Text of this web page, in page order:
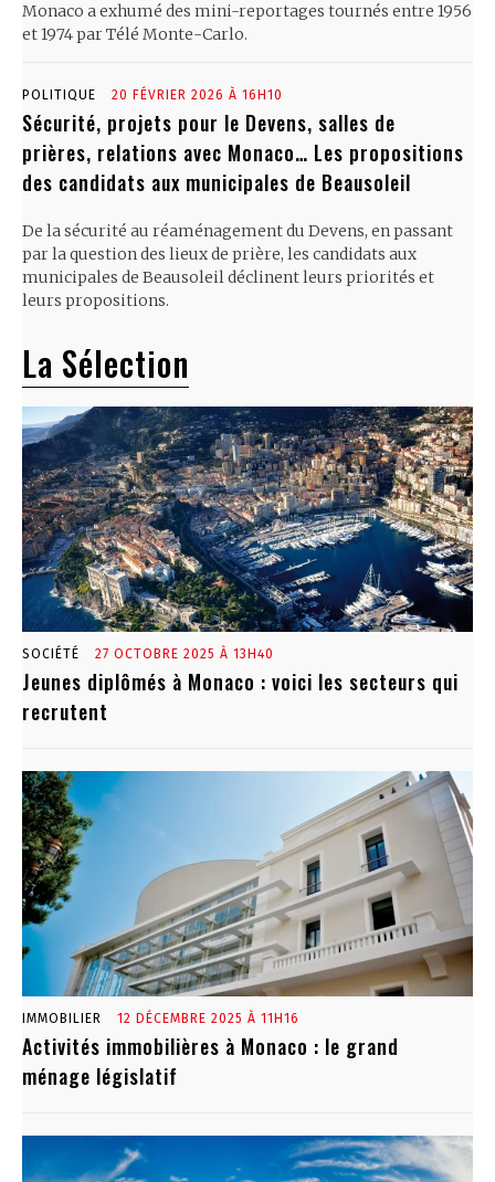
Monaco a exhumé des mini-reportages tournés entre 1956
et 1974 par Télé Monte-Carlo.
POLITIQUE 20 FÉVRIER 2026 À 16H10
Sécurité, projets pour le Devens, salles de
prières, relations avec Monaco… Les propositions
des candidats aux municipales de Beausoleil
De la sécurité au réaménagement du Devens, en passant
par la question des lieux de prière, les candidats aux
municipales de Beausoleil déclinent leurs priorités et
leurs propositions.
La Sélection
SOCIÉTÉ 27 OCTOBRE 2025 À 13H40
Jeunes diplômés à Monaco : voici les secteurs qui
recrutent
IMMOBILIER 12 DÉCEMBRE 2025 À 11H16
Activités immobilières à Monaco : le grand
ménage législatif